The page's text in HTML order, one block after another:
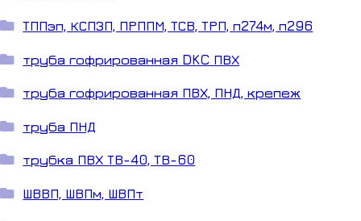
ТППэп, КСПЗП, ПРППМ, ТСВ, ТРП, п274м, п296
труба гофрированная DKC ПВХ
труба гофрированная ПВХ, ПНД, крепеж
труба ПНД
трубка ПВХ ТВ-40, ТВ-60
ШВВП, ШВПм, ШВПт